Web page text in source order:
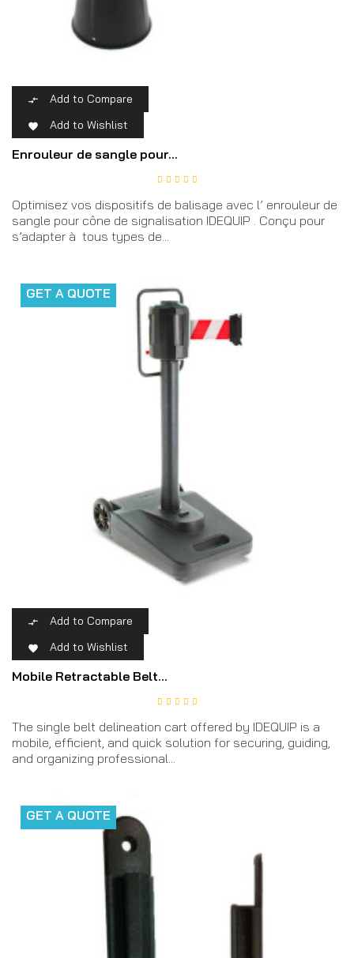
 Add to Compare
 Add to Wishlist
Enrouleur de sangle pour...
Optimisez vos dispositifs de balisage avec l’ enrouleur de
sangle pour cône de signalisation IDEQUIP . Conçu pour
s’adapter à tous types de...
GET A QUOTE
 Add to Compare
 Add to Wishlist
Mobile Retractable Belt...
The single belt delineation cart offered by IDEQUIP is a
mobile, efficient, and quick solution for securing, guiding,
and organizing professional...
GET A QUOTE